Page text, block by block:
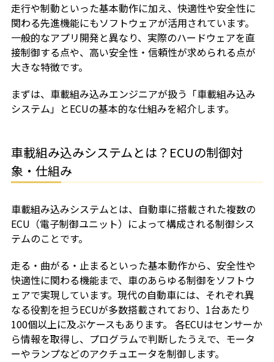
走行や制動といった基本動作に加え、快適性や安全性に
関わる先進機能にもソフトウェアが活用されています。
一般的なアプリ開発と異なり、実際のハードウェアを直
接制御する点や、高い安全性・信頼性が求められる点が
大きな特徴です。
まずは、車載組み込みエンジニアが扱う「車載組み込み
システム」とECUの基本的な仕組みを紹介します。
車載組み込みシステムとは？ECUの制御対
象・仕組み
車載組み込みシステムとは、自動車に搭載された複数の
ECU（電子制御ユニット）によって構成される制御シス
テムのことです。
走る・曲がる・止まるといった基本動作から、安全性や
快適性に関わる機能まで、車のあらゆる制御をソフトウ
ェアで実現しています。現代の自動車には、それぞれ異
なる役割を担うECUが多数搭載されており、1台あたり
100個以上に及ぶケースもあります。 各ECUはセンサーか
ら情報を取得し、プログラムで判断したうえで、モータ
ーやランプなどのアクチュエータを制御します。